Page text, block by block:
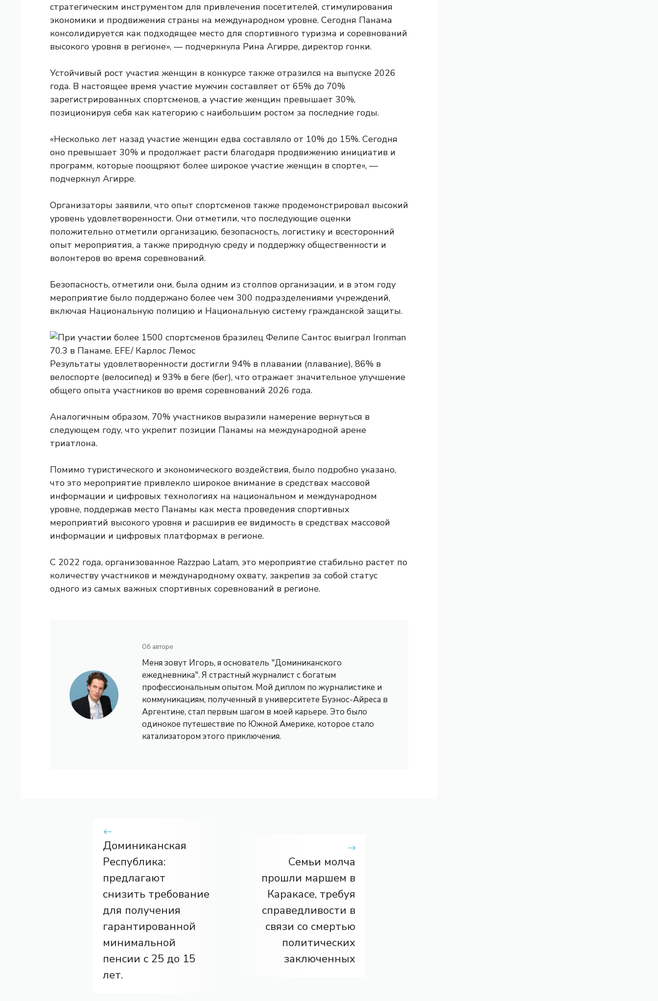
стратегическим инструментом для привлечения посетителей, стимулирования
экономики и продвижения страны на международном уровне. Сегодня Панама
консолидируется как подходящее место для спортивного туризма и соревнований
высокого уровня в регионе», — подчеркнула Рина Агирре, директор гонки.
Устойчивый рост участия женщин в конкурсе также отразился на выпуске 2026
года. В настоящее время участие мужчин составляет от 65% до 70%
зарегистрированных спортсменов, а участие женщин превышает 30%,
позиционируя себя как категорию с наибольшим ростом за последние годы.
«Несколько лет назад участие женщин едва составляло от 10% до 15%. Сегодня
оно превышает 30% и продолжает расти благодаря продвижению инициатив и
программ, которые поощряют более широкое участие женщин в спорте», —
подчеркнул Агирре.
Организаторы заявили, что опыт спортсменов также продемонстрировал высокий
уровень удовлетворенности. Они отметили, что последующие оценки
положительно отметили организацию, безопасность, логистику и всесторонний
опыт мероприятия, а также природную среду и поддержку общественности и
волонтеров во время соревнований.
Безопасность, отметили они, была одним из столпов организации, и в этом году
мероприятие было поддержано более чем 300 подразделениями учреждений,
включая Национальную полицию и Национальную систему гражданской защиты.
Результаты удовлетворенности достигли 94% в плавании (плавание), 86% в
велоспорте (велосипед) и 93% в беге (бег), что отражает значительное улучшение
общего опыта участников во время соревнований 2026 года.
Аналогичным образом, 70% участников выразили намерение вернуться в
следующем году, что укрепит позиции Панамы на международной арене
триатлона.
Помимо туристического и экономического воздействия, было подробно указано,
что это мероприятие привлекло широкое внимание в средствах массовой
информации и цифровых технологиях на национальном и международном
уровне, поддержав место Панамы как места проведения спортивных
мероприятий высокого уровня и расширив ее видимость в средствах массовой
информации и цифровых платформах в регионе.
С 2022 года, организованное Razzpao Latam, это мероприятие стабильно растет по
количеству участников и международному охвату, закрепив за собой статус
одного из самых важных спортивных соревнований в регионе.
Об авторе
Меня зовут Игорь, я основатель "Доминиканского
ежедневника". Я страстный журналист с богатым
профессиональным опытом. Мой диплом по журналистике и
коммуникациям, полученный в университете Буэнос-Айреса в
Аргентине, стал первым шагом в моей карьере. Это было
одинокое путешествие по Южной Америке, которое стало
катализатором этого приключения.
Доминиканская
Республика:
предлагают
снизить требование
для получения
гарантированной
минимальной
пенсии с 25 до 15
лет.
Семьи молча
прошли маршем в
Каракасе, требуя
справедливости в
связи со смертью
политических
заключенных